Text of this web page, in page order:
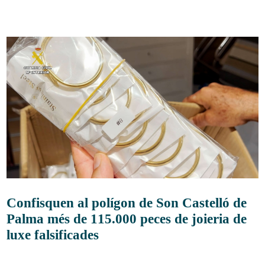
Confisquen al polígon de Son Castelló de
Palma més de 115.000 peces de joieria de
luxe falsificades